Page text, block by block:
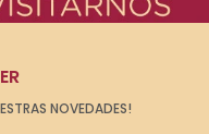
NOVEDADES!